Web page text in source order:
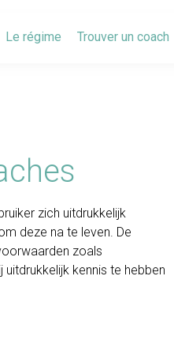
Le régime Trouver un coach
zich uitdrukkelijk
deze na te leven. De
zoals
kennis te hebben